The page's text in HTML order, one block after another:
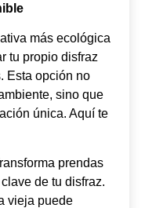
más ecológica
tu propio disfraz
Esta opción no
sino que
única. Aquí te
prendas
de tu disfraz.
vieja puede